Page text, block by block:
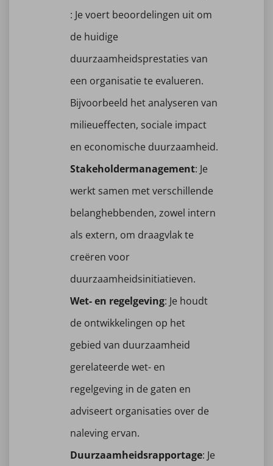
: Je voert beoordelingen uit om
de huidige
duurzaamheidsprestaties van
een organisatie te evalueren.
Bijvoorbeeld het analyseren van
milieueffecten, sociale impact
en economische duurzaamheid.
Stakeholdermanagement: Je
werkt samen met verschillende
belanghebbenden, zowel intern
als extern, om draagvlak te
creëren voor
duurzaamheidsinitiatieven.
Wet- en regelgeving: Je houdt
de ontwikkelingen op het
gebied van duurzaamheid
gerelateerde wet- en
regelgeving in de gaten en
adviseert organisaties over de
naleving ervan.
Duurzaamheidsrapportage: Je